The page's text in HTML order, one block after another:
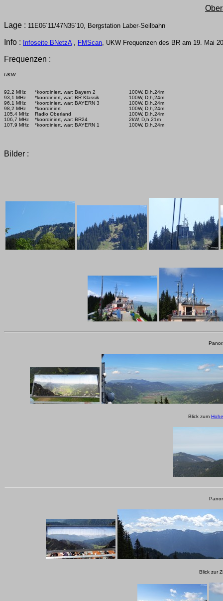
Lage : 11E06´11/47N35´10, Bergstation Laber-Seilbahn
Info : Infoseite BNetzA, FMScan, UKW Frequenzen des BR am 19. Mai
Frequenzen :
UKW
92,2 MHz      *koordiniert, war: Bayern 2
93,1 MHz      *koordiniert, war: BR Klassik
96,1 MHz      *koordiniert, war: BAYERN 3
98,2 MHz      *koordiniert
105,4 MHz    Radio Oberland
106,7 MHz    *koordiniert, war: BR24
107,9 MHz    *koordiniert, war: BAYERN 1
100W, D,h,24m
100W, D,h,24m
100W, D,h,24m
100W, D,h,24m
100W, D,h,24m
2kW, D,h,21m
100W, D,h,24m
Bilder :
Blick zum
Blick zur